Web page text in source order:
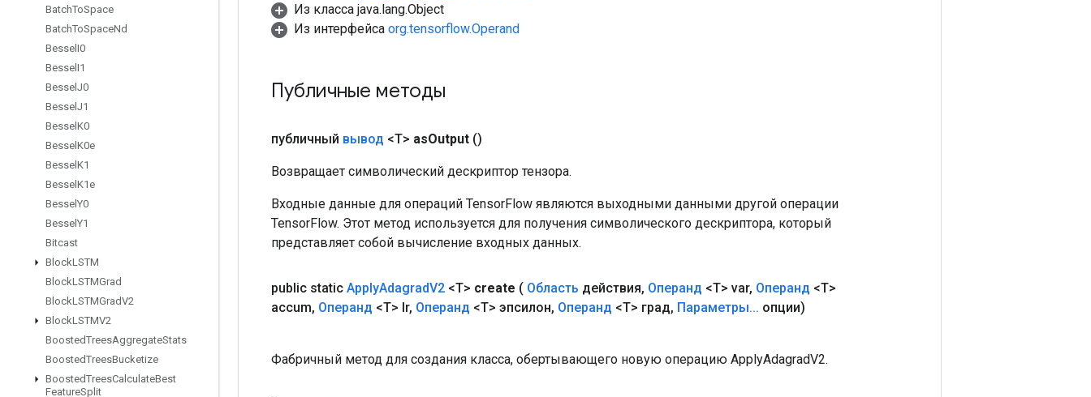
BatchToSpace
BatchToSpaceNd
Bessel I0
Bessel I1
Bessel J0
Bessel J1
Bessel K0
Bessel K0e
Bessel K1
Bessel K1e
Bessel Y0
Bessel Y1
Bitcast
BlockLSTM
BlockLSTMGrad
BlockLSTMGradV2
BlockLSTMV2
BoostedTreesAggregateStats
BoostedTreesBucketize
BoostedTreesCalculateBest
FeatureSplit
Из класса java.lang.Object
Из интерфейса org.tensorflow.Operand
Публичные методы
публичный вывод <T> asOutput ()
Возвращает символический дескриптор тензора.
Входные данные для операций TensorFlow являются выходными данными другой операции
TensorFlow. Этот метод используется для получения символического дескриптора, который
представляет собой вычисление входных данных.
public static ApplyAdagradV2 <T> create ( Область действия, Операнд <T> var, Операнд <T>
accum, Операнд <T> lr, Операнд <T> эпсилон, Операнд <T> град, Параметры... опции)
Фабричный метод для создания класса, обертывающего новую операцию ApplyAdagradV2.